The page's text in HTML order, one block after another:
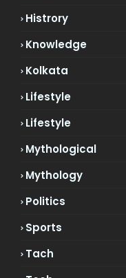
Histrory
Knowledge
Kolkata
Lifestyle
Lifestyle
Mythological
Mythology
Politics
Sports
Tach